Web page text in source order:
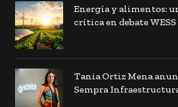
Energía y alimentos:
crítica en debate WESS
Tania Ortiz Mena
Sempra